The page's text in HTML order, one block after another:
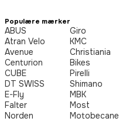
Populære mærker
ABUS
Atran Velo
Avenue
Centurion
CUBE
DT SWISS
E-Fly
Falter
Norden
Giro
KMC
Christiania
Bikes
Pirelli
Shimano
MBK
Most
Motobecane